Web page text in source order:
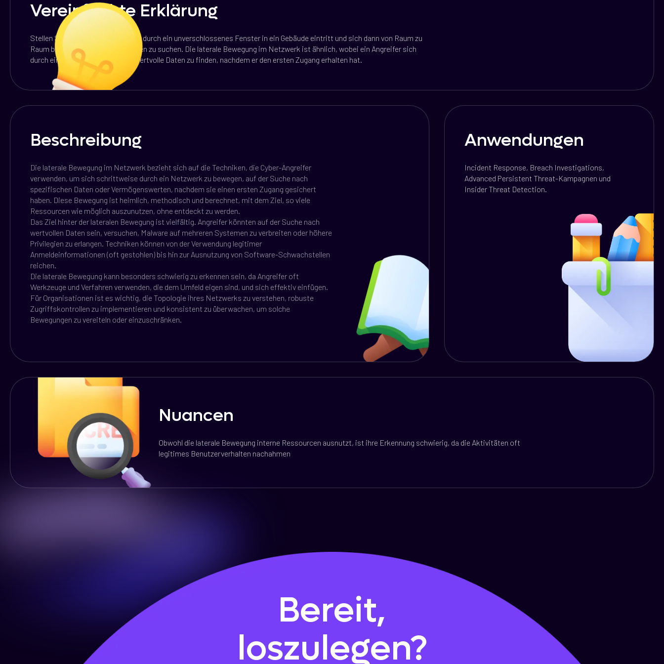
Vereinfachte Erklärung
Stellen Sie sich einen Dieb vor, der durch ein unverschlossenes Fenster in ein Gebäude eintritt und sich dann von Raum zu
Raum bewegt, um nach Wertsachen zu suchen. Die laterale Bewegung im Netzwerk ist ähnlich, wobei ein Angreifer sich
durch ein Netzwerk bewegt, um wertvolle Daten zu finden, nachdem er den ersten Zugang erhalten hat.
Nuancen
Obwohl die laterale Bewegung interne Ressourcen ausnutzt, ist ihre Erkennung schwierig, da die Aktivitäten oft
legitimes Benutzerverhalten nachahmen
Anwendungen
Incident Response, Breach Investigations,
Advanced Persistent Threat-Kampagnen und
Insider Threat Detection.
Beschreibung
Die laterale Bewegung im Netzwerk bezieht sich auf die Techniken, die Cyber-Angreifer
verwenden, um sich schrittweise durch ein Netzwerk zu bewegen, auf der Suche nach
spezifischen Daten oder Vermögenswerten, nachdem sie einen ersten Zugang gesichert
haben. Diese Bewegung ist heimlich, methodisch und berechnet, mit dem Ziel, so viele
Ressourcen wie möglich auszunutzen, ohne entdeckt zu werden.
Das Ziel hinter der lateralen Bewegung ist vielfältig. Angreifer könnten auf der Suche nach
wertvollen Daten sein, versuchen, Malware auf mehreren Systemen zu verbreiten oder höhere
Privilegien zu erlangen. Techniken können von der Verwendung legitimer
Anmeldeinformationen (oft gestohlen) bis hin zur Ausnutzung von Software-Schwachstellen
reichen.
Die laterale Bewegung kann besonders schwierig zu erkennen sein, da Angreifer oft
Werkzeuge und Verfahren verwenden, die dem Umfeld eigen sind, und sich effektiv einfügen.
Für Organisationen ist es wichtig, die Topologie ihres Netzwerks zu verstehen, robuste
Zugriffskontrollen zu implementieren und konsistent zu überwachen, um solche
Bewegungen zu vereiteln oder einzuschränken.
Bereit,
loszulegen?